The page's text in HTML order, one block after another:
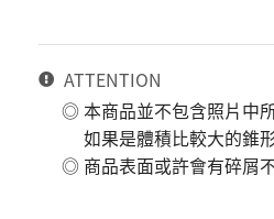
ATTENTION
◎ 本商品並不包含照片中
如果是體積比較大的錐
◎ 商品表面或許會有碎屑